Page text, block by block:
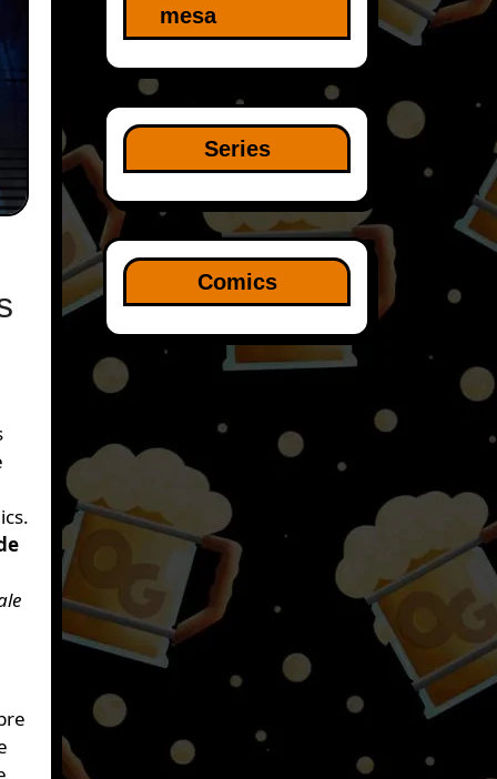
mesa
Series
Comics